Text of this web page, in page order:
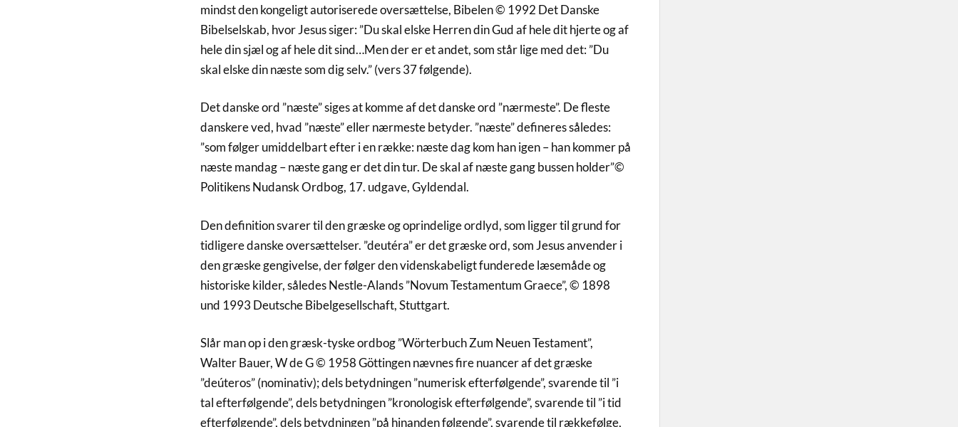
mindst den kongeligt autoriserede oversættelse, Bibelen © 1992 Det Danske
Bibelselskab, hvor Jesus siger: ”Du skal elske Herren din Gud af hele dit hjerte og af
hele din sjæl og af hele dit sind…Men der er et andet, som står lige med det: ”Du
skal elske din næste som dig selv.” (vers 37 følgende).
Det danske ord ”næste” siges at komme af det danske ord ”nærmeste”. De fleste
danskere ved, hvad ”næste” eller nærmeste betyder. ”næste” defineres således:
”som følger umiddelbart efter i en række: næste dag kom han igen – han kommer på
næste mandag – næste gang er det din tur. De skal af næste gang bussen holder”©
Politikens Nudansk Ordbog, 17. udgave, Gyldendal.
Den definition svarer til den græske og oprindelige ordlyd, som ligger til grund for
tidligere danske oversættelser. ”deutéra” er det græske ord, som Jesus anvender i
den græske gengivelse, der følger den videnskabeligt funderede læsemåde og
historiske kilder, således Nestle-Alands ”Novum Testamentum Graece”, © 1898
und 1993 Deutsche Bibelgesellschaft, Stuttgart.
Slår man op i den græsk-tyske ordbog ”Wörterbuch Zum Neuen Testament”,
Walter Bauer, W de G © 1958 Göttingen nævnes fire nuancer af det græske
”deúteros” (nominativ); dels betydningen ”numerisk efterfølgende”, svarende til ”i
tal efterfølgende”, dels betydningen ”kronologisk efterfølgende”, svarende til ”i tid
efterfølgende”, dels betydningen ”på hinanden følgende”, svarende til rækkefølge,